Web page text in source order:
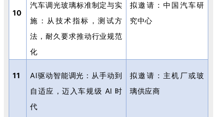
10
汽车调光玻璃标准制定与实
施：从技术指标，测试方
法，耐久要求推动行业规范
化
拟邀请：中国汽车研
究中心
11 AI驱动智能调光：从手动到
自适应，迈入车规级 AI 时
代
拟邀请：主机厂或玻
璃供应商